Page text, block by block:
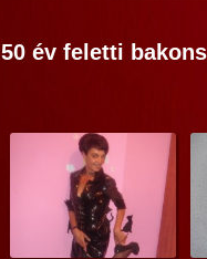
50 év feletti